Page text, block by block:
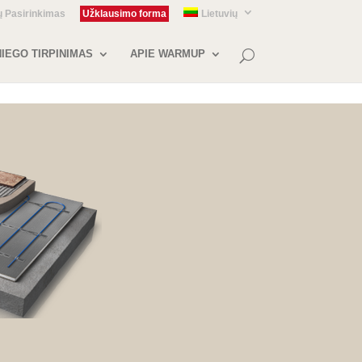
Pasirinkimas Užklausimo forma Lietuvių
TIRPINIMAS APIE WARMUP